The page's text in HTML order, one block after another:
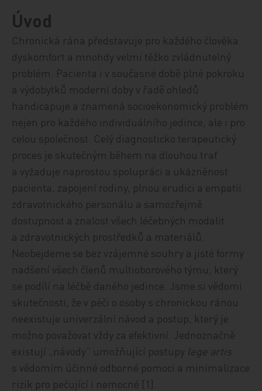
Úvod
Chronická rána představuje pro každého člověka
dyskomfort a mnohdy velmi těžko zvládnutelný
problém. Pacienta i v současné době plné pokroku
a výdobytků moder­ní doby v řadě ohledů
handicapuje a znamená socioekonomický problém
ne­jen pro každého individuálního jedince, ale i pro
celou společnost. Celý diagnosticko terapeutický
proces je skutečným během na dlouhou trať
a vyžaduje naprostou spolupráci a ukázněnost
pacienta, zapojení rodiny, plnou erudici a empatii
zdravotnického personálu a samozřejmě
dostupnost a znalost všech léčebných modalit
a zdravotnických prostředků a materiálů.
Neobejdeme se bez vzájemné souhry a jisté formy
nadšení všech členů multioborového týmu, který
se podílí na léčbě daného jedince. Jsme si vědomi
skutečnosti, že v péči o osoby s chronickou ránou
neexistuje univerzální návod a postup, který je
možno považovat vždy za efektivní. Jednoznačně
existují „návody“ umožňující postupy lege artis
s vědomím účinné odborné pomoci a minimalizace
rizik pro pečující i nemocné [1].